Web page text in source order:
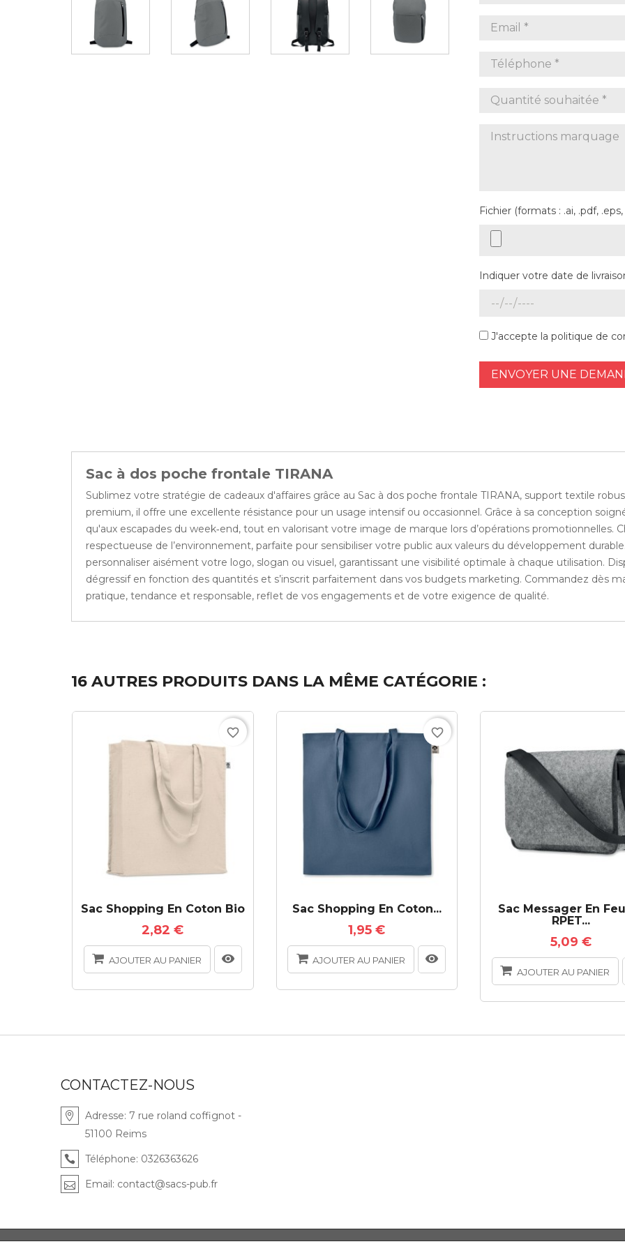
Fichier (formats : .ai, .pdf,
Indiquer votre date de
J'accepte la politique de
ENVOYER UNE
Sac à dos poche frontale TIRANA
Sublimez votre stratégie de cadeaux d'affaires grâce au Sac à dos poche frontale TIRANA, support textile
premium, il offre une excellente résistance pour un usage intensif ou occasionnel. Grâce à sa conception
qu'aux escapades du week‑end, tout en valorisant votre image de marque lors d’opérations promotionnelles.
respectueuse de l’environnement, parfaite pour sensibiliser votre public aux valeurs du développement
personnaliser aisément votre logo, slogan ou visuel, garantissant une visibilité optimale à chaque utilisation.
dégressif en fonction des quantités et s’inscrit parfaitement dans vos budgets marketing. Commandez dès
pratique, tendance et responsable, reflet de vos engagements et de votre exigence de qualité.
16 AUTRES PRODUITS DANS LA MÊME CATÉGORIE :
Sac Shopping En Coton Bio
2,82 €
AJOUTER AU PANIER
favorite_border
Sac Shopping En Coton...
1,95 €
AJOUTER AU PANIER
favorite_border
Sac Messager En
RPET...
5,09 €
AJOUTER AU PANIER
CONTACTEZ-NOUS
Adresse: 7 rue roland coffignot -
51100 Reims
Téléphone: 0326363626
Email: contact@sacs-pub.fr